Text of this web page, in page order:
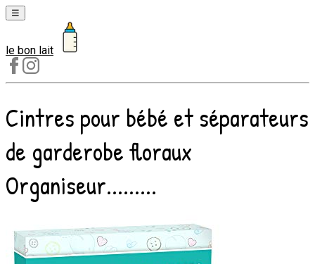
☰
Laits
1er
âge
Laits
2e
âge
de
le bon lait
Cintres pour bébé et séparateurs
de garderobe floraux
Organiseur.........